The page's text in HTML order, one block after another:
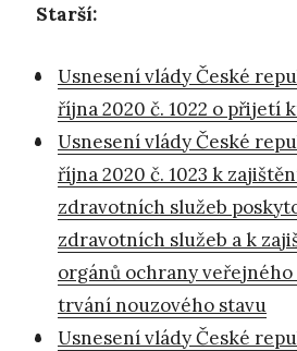
Starší:
Usnesení vlády České
října 2020 č. 1022 o přijetí
Usnesení vlády České
října 2020 č. 1023 k
zdravotních služeb
zdravotních služeb a k
orgánů ochrany
trvání nouzového stavu
Usnesení vlády České